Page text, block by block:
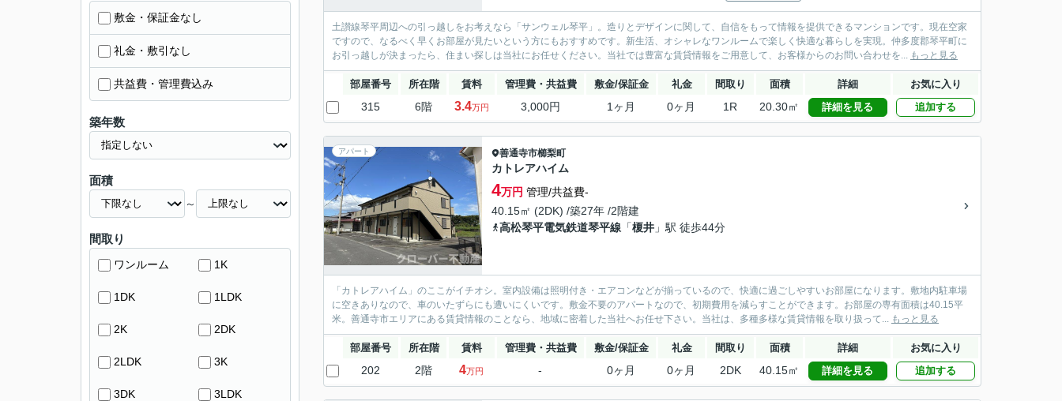
土讃線琴平周辺への引っ越しをお考えなら「サンウェル琴平」。造りとデザインに関して、自信をもって情報を提供できるマンションです。現在空家
ですので、なるべく早くお部屋が見たいという方にもおすすめです。新生活、オシャレなワンルームで楽しく快適な暮らしを実現。仲多度郡琴平町に
お引っ越しが決まったら、住まい探しは当社にお任せください。当社では豊富な賃貸情報をご用意して、お客様からのお問い合わせを... もっと見る
部屋番号 所在階 賃料 管理費・共益費 敷金/保証金 礼金 間取り 面積 詳細 お気に入り
315 6階 3.4万円 3,000円 1ヶ月 0ヶ月 1R 20.30㎡ 詳細を見る 追加する
アパート 善通寺市櫛梨町
カトレアハイム
4万円 管理/共益費-
40.15㎡ (2DK) /築27年 /2階建
高松琴平電気鉄道琴平線 「榎井 」駅 徒歩44分
「カトレアハイム」のここがイチオシ。室内設備は照明付き・エアコンなどが揃っているので、快適に過ごしやすいお部屋になります。敷地内駐車場
に空きありなので、車のいたずらにも遭いにくいです。敷金不要のアパートなので、初期費用を減らすことができます。お部屋の専有面積は40.15平
米。善通寺市エリアにある賃貸情報のことなら、地域に密着した当社へお任せ下さい。当社は、多種多様な賃貸情報を取り扱って... もっと見る
部屋番号 所在階 賃料 管理費・共益費 敷金/保証金 礼金 間取り 面積 詳細 お気に入り
202 2階 4万円 - 0ヶ月 0ヶ月 2DK 40.15㎡ 詳細を見る 追加する
敷金・保証金なし
礼金・敷引なし
共益費・管理費込み
築年数
面積
～
間取り
ワンルーム 1K
1DK 1LDK
2K 2DK
2LDK 3K
3DK 3LDK